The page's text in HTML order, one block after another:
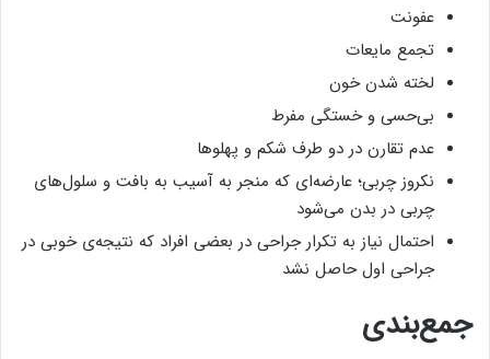
عفونت
تجمع مایعات
لخته شدن خون
بی‌حسی و خستگی مفرط
عدم تقارن در دو طرف شکم و پهلوها
نکروز چربی؛ عارضه‌ای که منجر به آسیب به بافت و سلول‌های
چربی در بدن می‌شود
احتمال نیاز به تکرار جراحی در بعضی افراد که نتیجه‌ی خوبی در
جراحی اول حاصل نشد
جمع‌بندی